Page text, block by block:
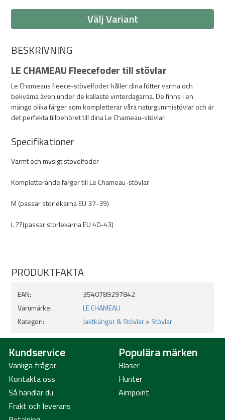
Välj Variant
BESKRIVNING
LE CHAMEAU Fleecefoder till stövlar
Le Chameaus fleece-stövelfoder håller dina fötter varma och
bekväma även under de kallaste vinterdagarna. De finns i en
mängd olika färger som kompletterar våra naturgummistövlar och är
det perfekta tillbehöret till dina Le Chameau-stövlar.
Specifikationer
Varmt och mysigt stövelfoder
Kompletterande färger till Le Chameau-stövlar
M (passar storlekarna EU 37-39)
L ??(passar storlekarna EU 40-43)
PRODUKTFAKTA
EAN:
3540789297842
Varumärke:
LE CHAMEAU
Kategori:
Jaktkängor & Stövlar> Stövlar
Kundservice
Vanliga frågor
Kontakta oss
Så handlar du
Frakt och leverans
Populära märken
Blaser
Hunter
Aimpoint